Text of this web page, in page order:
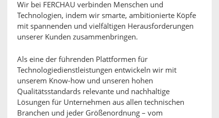
Wir bei FERCHAU verbinden Menschen und
Technologien, indem wir smarte, ambitionierte Köpfe
mit spannenden und vielfältigen Herausforderungen
unserer Kunden zusammenbringen.
Als eine der führenden Plattformen für
Technologiedienstleistungen entwickeln wir mit
unserem Know-how und unseren hohen
Qualitätsstandards relevante und nachhaltige
Lösungen für Unternehmen aus allen technischen
Branchen und jeder Größenordnung – vom